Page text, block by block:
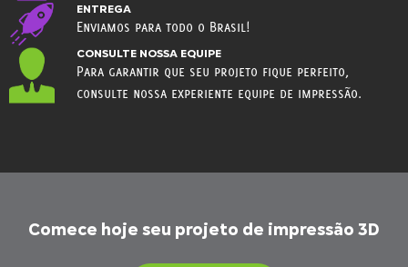
ENTREGA
Enviamos para todo o Brasil!
CONSULTE NOSSA EQUIPE
Para garantir que seu projeto fique perfeito,
consulte nossa experiente equipe de impressão.
Comece hoje seu projeto de impressão 3D